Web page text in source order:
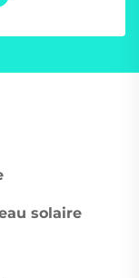
solaire